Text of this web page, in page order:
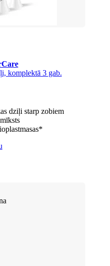
komplektā 3 gab.
dziļi starp zobiem